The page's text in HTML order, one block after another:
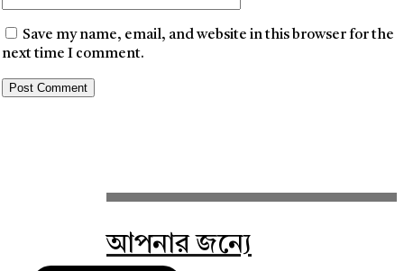
Save my name, email, and website in this browser for the
next time I comment.
আপনার জন্যে